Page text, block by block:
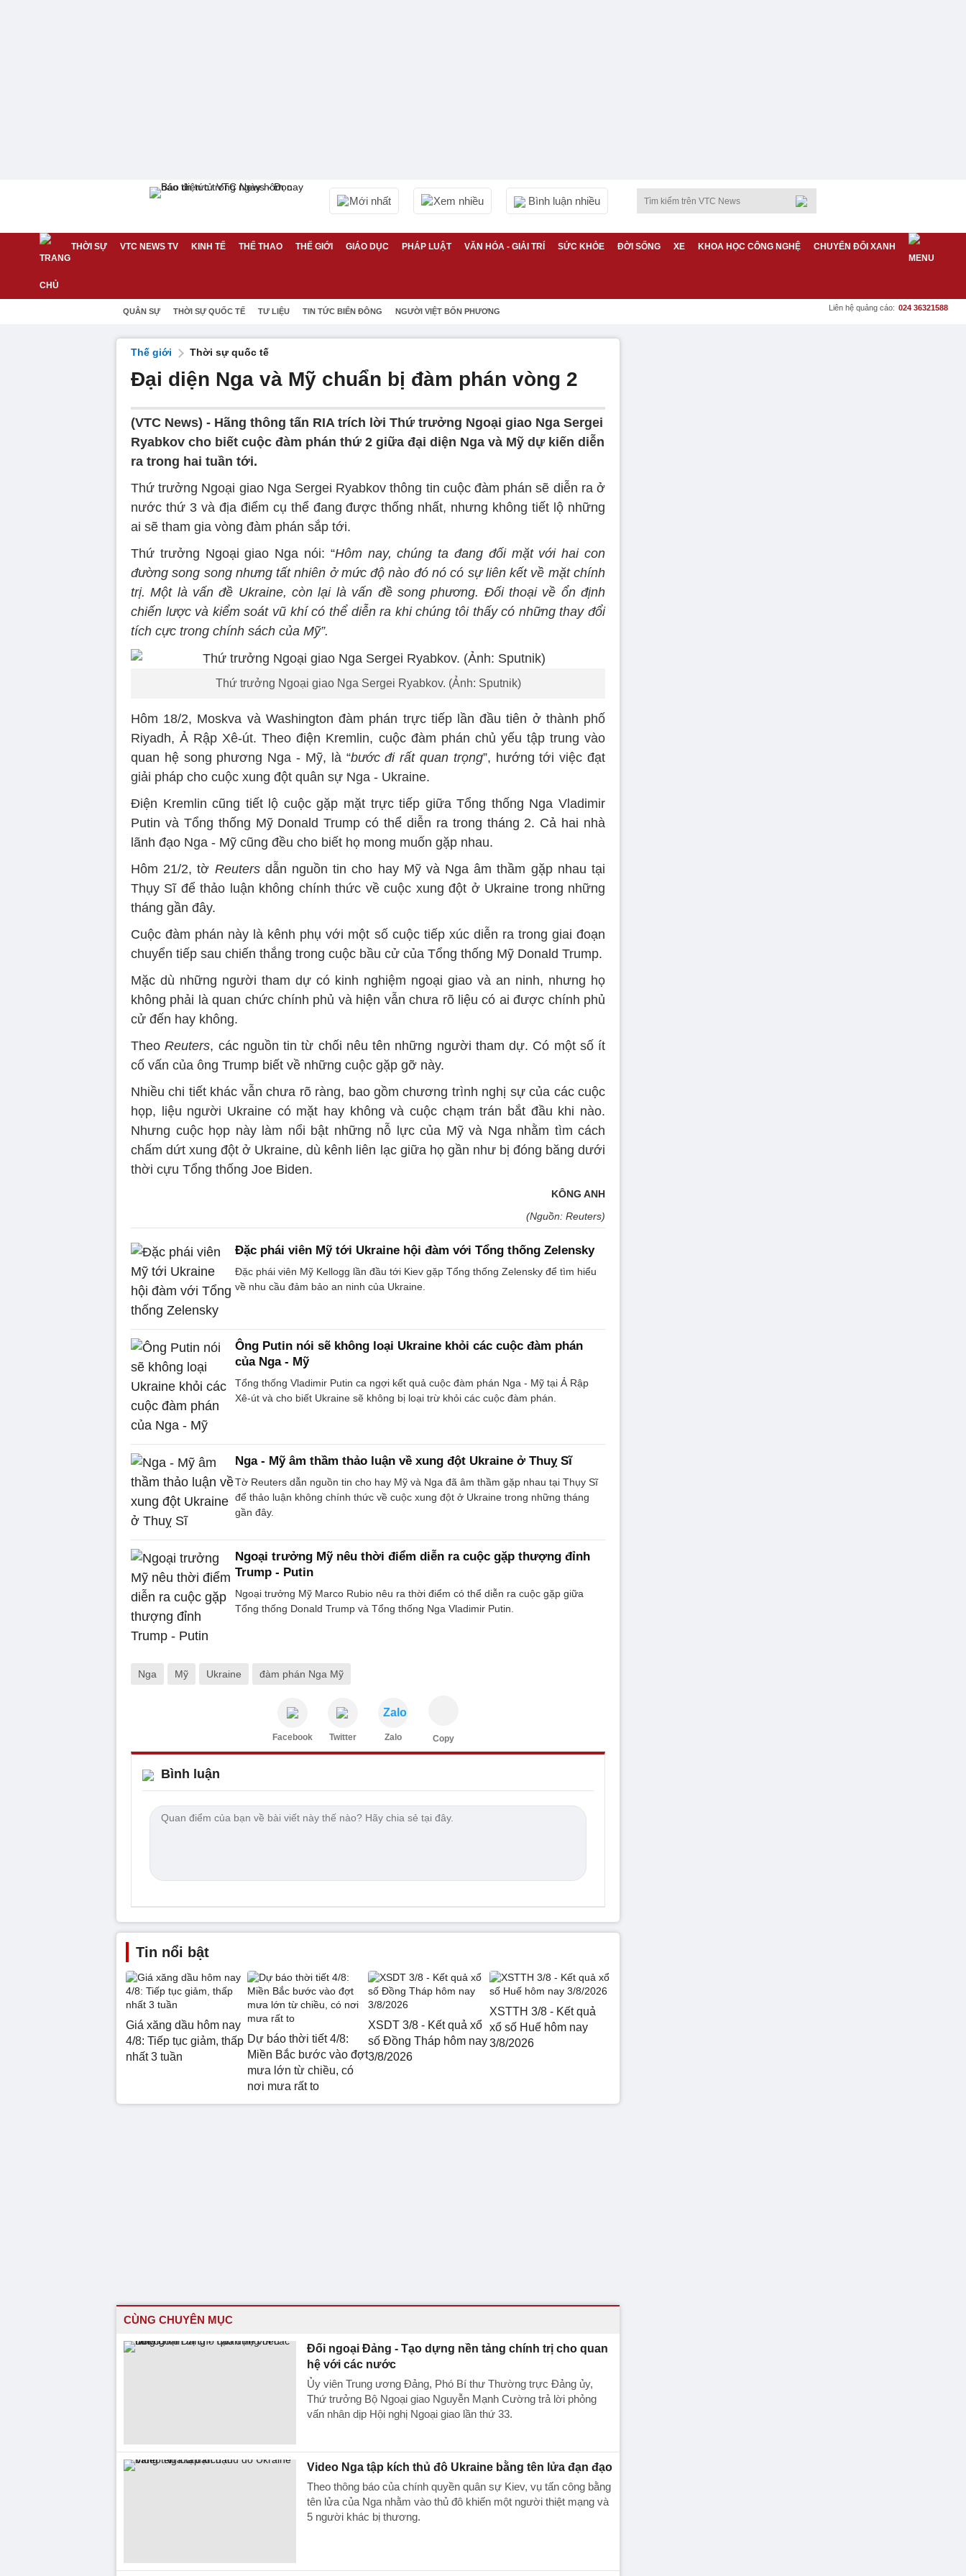
Mới nhất Xem nhiều Bình luận nhiều
THỜI SỰ VTC NEWS TV KINH TẾ THỂ THAO THẾ GIỚI GIÁO DỤC PHÁP LUẬT VĂN HÓA - GIẢI TRÍ SỨC KHỎE ĐỜI SỐNG XE KHOA HỌC CÔNG NGHỆ CHUYỂN ĐỔI XANH
QUÂN SỰ THỜI SỰ QUỐC TẾ TƯ LIỆU TIN TỨC BIỂN ĐÔNG NGƯỜI VIỆT BỐN PHƯƠNG Liên hệ quảng cáo: 024 36321588
Thế giới Thời sự quốc tế
Đại diện Nga và Mỹ chuẩn bị đàm phán vòng 2
(VTC News) - Hãng thông tấn RIA trích lời Thứ trưởng Ngoại giao Nga Sergei
Ryabkov cho biết cuộc đàm phán thứ 2 giữa đại diện Nga và Mỹ dự kiến ​​diễn
ra trong hai tuần tới.
Thứ trưởng Ngoại giao Nga Sergei Ryabkov thông tin cuộc đàm phán sẽ diễn ra ở
nước thứ 3 và địa điểm cụ thể đang được thống nhất, nhưng không tiết lộ những
ai sẽ tham gia vòng đàm phán sắp tới.
Thứ trưởng Ngoại giao Nga nói: “Hôm nay, chúng ta đang đối mặt với hai con
đường song song nhưng tất nhiên ở mức độ nào đó nó có sự liên kết về mặt chính
trị. Một là vấn đề Ukraine, còn lại là vấn đề song phương. Đối thoại về ổn định
chiến lược và kiểm soát vũ khí có thể diễn ra khi chúng tôi thấy có những thay đổi
tích cực trong chính sách của Mỹ”.
Thứ trưởng Ngoại giao Nga Sergei Ryabkov. (Ảnh: Sputnik)
Hôm 18/2, Moskva và Washington đàm phán trực tiếp lần đầu tiên ở thành phố
Riyadh, Ả Rập Xê-út. Theo điện Kremlin, cuộc đàm phán chủ yếu tập trung vào
quan hệ song phương Nga - Mỹ, là “bước đi rất quan trọng”, hướng tới việc đạt
giải pháp cho cuộc xung đột quân sự Nga - Ukraine.
Điện Kremlin cũng tiết lộ cuộc gặp mặt trực tiếp giữa Tổng thống Nga Vladimir
Putin và Tổng thống Mỹ Donald Trump có thể diễn ra trong tháng 2. Cả hai nhà
lãnh đạo Nga - Mỹ cũng đều cho biết họ mong muốn gặp nhau.
Hôm 21/2, tờ Reutersdẫn nguồn tin cho hay Mỹ và Nga âm thầm gặp nhau tại
Thụy Sĩ để thảo luận không chính thức về cuộc xung đột ở Ukraine trong những
tháng gần đây.
Cuộc đàm phán này là kênh phụ với một số cuộc tiếp xúc diễn ra trong giai đoạn
chuyển tiếp sau chiến thắng trong cuộc bầu cử của Tổng thống Mỹ Donald Trump.
Mặc dù những người tham dự có kinh nghiệm ngoại giao và an ninh, nhưng họ
không phải là quan chức chính phủ và hiện vẫn chưa rõ liệu có ai được chính phủ
cử đến hay không.
TheoReuters, các nguồn tin từ chối nêu tên những người tham dự. Có một số ít
cố vấn của ông Trump biết về những cuộc gặp gỡ này.
Nhiều chi tiết khác vẫn chưa rõ ràng, bao gồm chương trình nghị sự của các cuộc
họp, liệu người Ukraine có mặt hay không và cuộc chạm trán bắt đầu khi nào.
Nhưng cuộc họp này làm nổi bật những nỗ lực của Mỹ và Nga nhằm tìm cách
chấm dứt xung đột ở Ukraine, dù kênh liên lạc giữa họ gần như bị đóng băng dưới
thời cựu Tổng thống Joe Biden.
KÔNG ANH
(Nguồn: Reuters)
Đặc phái viên Mỹ tới Ukraine hội đàm với Tổng thống Zelensky
Đặc phái viên Mỹ Kellogg lần đầu tới Kiev gặp Tổng thống Zelensky để tìm hiểu
về nhu cầu đảm bảo an ninh của Ukraine.
Ông Putin nói sẽ không loại Ukraine khỏi các cuộc đàm phán
của Nga - Mỹ
Tổng thống Vladimir Putin ca ngợi kết quả cuộc đàm phán Nga - Mỹ tại Ả Rập
Xê-út và cho biết Ukraine sẽ không bị loại trừ khỏi các cuộc đàm phán.
Nga - Mỹ âm thầm thảo luận về xung đột Ukraine ở Thuỵ Sĩ
Tờ Reuters dẫn nguồn tin cho hay Mỹ và Nga đã âm thầm gặp nhau tại Thụy Sĩ
để thảo luận không chính thức về cuộc xung đột ở Ukraine trong những tháng
gần đây.
Ngoại trưởng Mỹ nêu thời điểm diễn ra cuộc gặp thượng đỉnh
Trump - Putin
Ngoại trưởng Mỹ Marco Rubio nêu ra thời điểm có thể diễn ra cuộc gặp giữa
Tổng thống Donald Trump và Tổng thống Nga Vladimir Putin.
Nga Mỹ Ukraine đàm phán Nga Mỹ
Facebook Twitter
Zalo
Zalo Copy
Bình luận
Tin nổi bật
Giá xăng dầu hôm nay
4/8: Tiếp tục giảm, thấp
nhất 3 tuần
Dự báo thời tiết 4/8:
Miền Bắc bước vào đợt
mưa lớn từ chiều, có
nơi mưa rất to
XSDT 3/8 - Kết quả xổ
số Đồng Tháp hôm nay
3/8/2026
XSTTH 3/8 - Kết quả
xổ số Huế hôm nay
3/8/2026
CÙNG CHUYÊN MỤC
Đối ngoại Đảng - Tạo dựng nền tảng chính trị cho quan
hệ với các nước
Ủy viên Trung ương Đảng, Phó Bí thư Thường trực Đảng ủy,
Thứ trưởng Bộ Ngoại giao Nguyễn Mạnh Cường trả lời phỏng
vấn nhân dịp Hội nghị Ngoại giao lần thứ 33.
Video Nga tập kích thủ đô Ukraine bằng tên lửa đạn đạo
Theo thông báo của chính quyền quân sự Kiev, vụ tấn công bằng
tên lửa của Nga nhằm vào thủ đô khiến một người thiệt mạng và
5 người khác bị thương.